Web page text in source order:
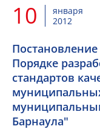
10
января
2012
Порядке
стандартов
Барнаула"